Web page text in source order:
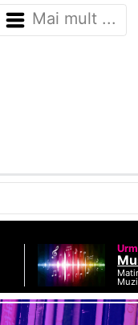
Mai mult ...